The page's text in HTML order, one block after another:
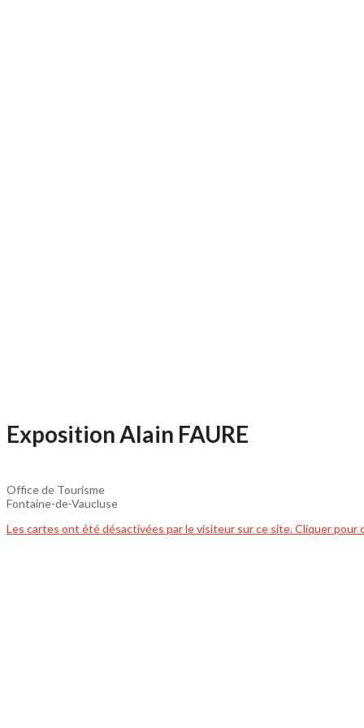
Exposition Alain FAURE
Office de Tourisme
Fontaine-de-Vaucluse
Les cartes ont été désactivées par le visiteur sur ce site. Cliquer pour